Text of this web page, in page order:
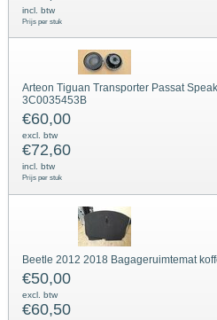
incl. btw
Prijs per stuk
Arteon Tiguan Transporter Passat
3C0035453B
€60,00
excl. btw
€72,60
incl. btw
Prijs per stuk
Beetle 2012 2018 Bagageruimtemat
€50,00
excl. btw
€60,50